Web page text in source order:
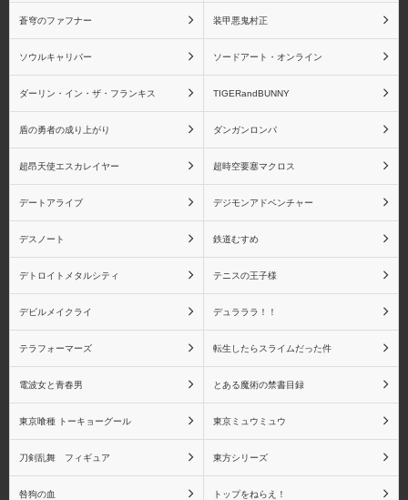
蒼穹のファフナー 装甲悪鬼村正
ソウルキャリバー ソードアート・オンライン
ダーリン・イン・ザ・フランキス TIGERandBUNNY
盾の勇者の成り上がり ダンガンロンパ
超昂天使エスカレイヤー 超時空要塞マクロス
デートアライブ デジモンアドベンチャー
デスノート 鉄道むすめ
デトロイトメタルシティ テニスの王子様
デビルメイクライ デュラララ！！
テラフォーマーズ 転生したらスライムだった件
電波女と青春男 とある魔術の禁書目録
東京喰種 トーキョーグール 東京ミュウミュウ
刀剣乱舞 フィギュア 東方シリーズ
咎狗の血 トップをねらえ！